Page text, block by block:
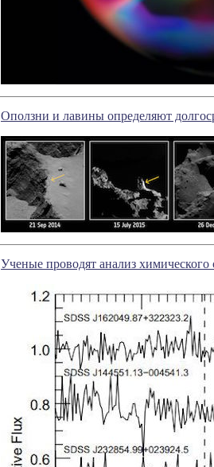
Оползни и лавины определяют
Ученые проводят анализ химического